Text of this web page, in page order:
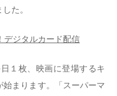
た。
ジタルカード配信
１枚、映画に登場するキ
始まります。「スーパーマ